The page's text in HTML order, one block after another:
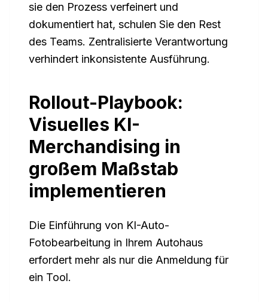
sie den Prozess verfeinert und
dokumentiert hat, schulen Sie den Rest
des Teams. Zentralisierte Verantwortung
verhindert inkonsistente Ausführung.
Rollout-Playbook:
Visuelles KI-
Merchandising in
großem Maßstab
implementieren
Die Einführung von KI-Auto-
Fotobearbeitung in Ihrem Autohaus
erfordert mehr als nur die Anmeldung für
ein Tool.